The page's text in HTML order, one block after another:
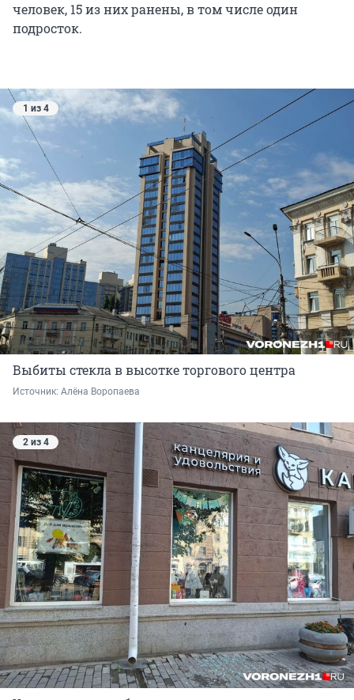
человек, 15 из них ранены, в том числе один
подросток.
1 из 4
Выбиты стекла в высотке торгового центра
Источник: Алёна Воропаева
2 из 4